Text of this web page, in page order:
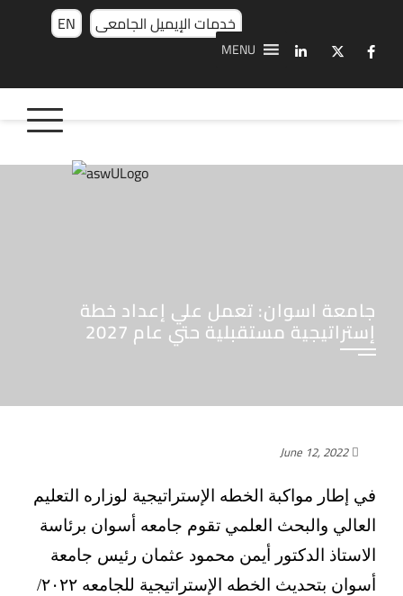
EN خدمات الإيميل الجامعى
MENU
جامعة اسوان: تعمل علي إعداد خطة
إستراتيجية مستقبلية حتي عام 2027
June 12, 2022
في إطار مواكبة الخطه الإستراتيجية لوزاره التعليم
العالي والبحث العلمي تقوم جامعه أسوان برئاسة
الاستاذ الدكتور أيمن محمود عثمان رئيس جامعة
أسوان بتحديث الخطه الإستراتيجية للجامعه ٢٠٢٢/